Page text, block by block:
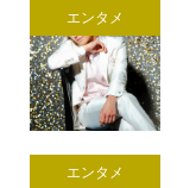
エンタメ
エンタメ